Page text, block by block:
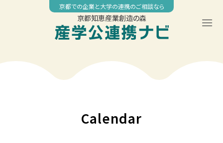
京都での企業と大学の連携のご相談なら
京都知恵産業創造の森
Calendar